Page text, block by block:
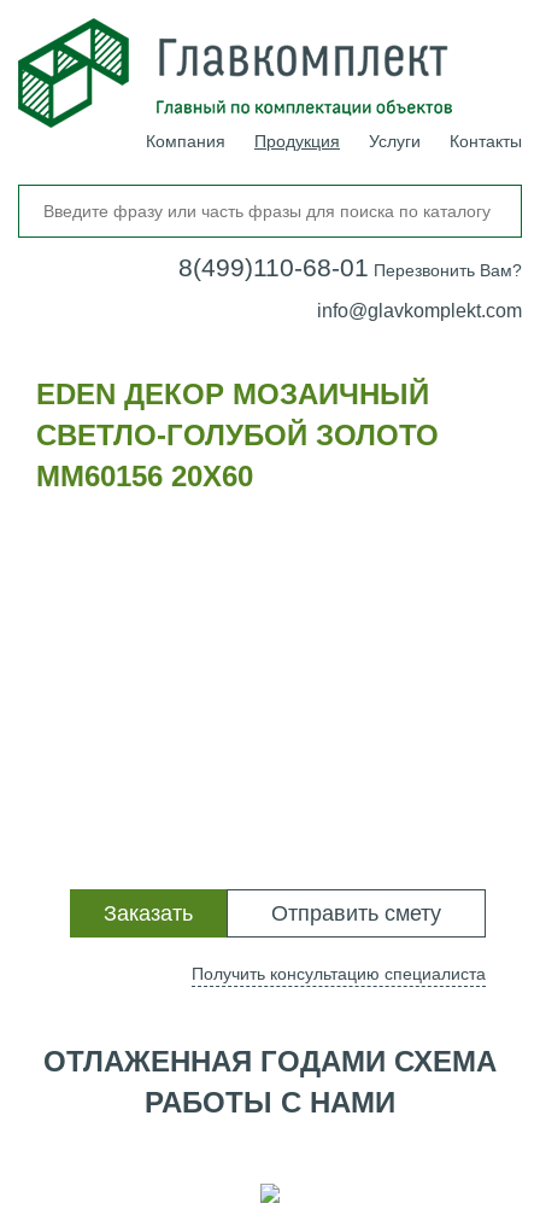
Компания Продукция Услуги Контакты
8(499)110-68-01 Перезвонить Вам?
info@glavkomplekt.com
EDEN ДЕКОР МОЗАИЧНЫЙ
СВЕТЛО-ГОЛУБОЙ ЗОЛОТО
MM60156 20Х60
Отправить смету
Заказать
Получить консультацию специалиста
ОТЛАЖЕННАЯ ГОДАМИ СХЕМА
РАБОТЫ С НАМИ